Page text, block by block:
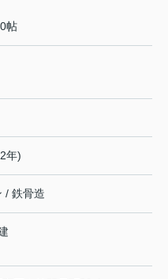
帖
年)
/ 鉄骨造